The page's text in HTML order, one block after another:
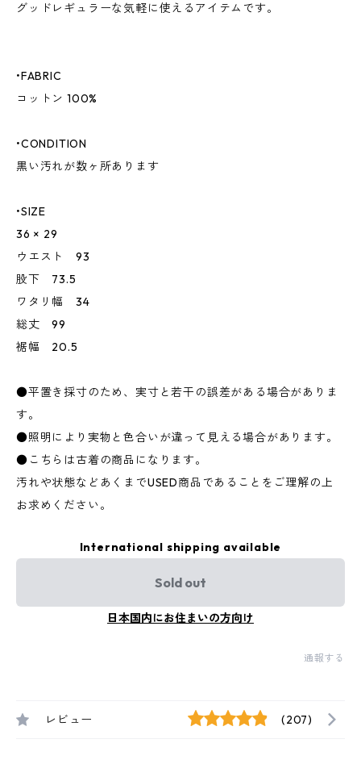
グッドレギュラーな気軽に使えるアイテムです。
•FABRIC
コットン 100%
•CONDITION
黒い汚れが数ヶ所あります
•SIZE
36 × 29
ウエスト 93
股下 73.5
ワタリ幅 34
総丈 99
裾幅 20.5
●平置き採寸のため、実寸と若干の誤差がある場合がありま
す。
●照明により実物と色合いが違って見える場合があります。
●こちらは古着の商品になります。
汚れや状態などあくまでUSED商品であることをご理解の上
お求めください。
International shipping available
Sold out
日本国内にお住まいの方向け
通報する
レビュー (207)